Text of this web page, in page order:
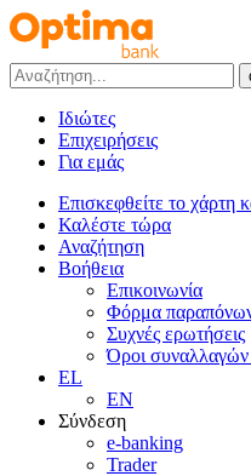
Ιδιώτες
Επιχειρήσεις
Για εμάς
Επισκεφθείτε το χάρτη
Καλέστε τώρα
Αναζήτηση
Βοήθεια
Επικοινωνία
Φόρμα
Συχνές ερωτήσεις
Όροι συναλλαγών
EL
EN
Σύνδεση
e-banking
Trader